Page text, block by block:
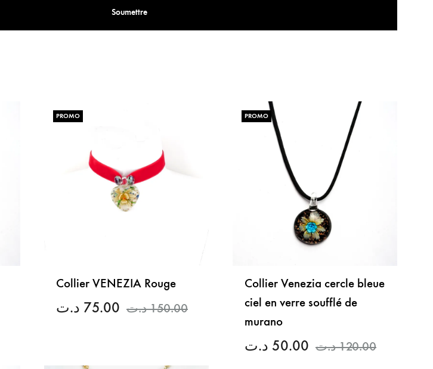
PROMO
Collier VENEZIA Rouge
75.00 د.ت 150.00 د.ت
PROMO
Collier Venezia cercle bleue
ciel en verre soufflé de
murano
50.00 د.ت 120.00 د.ت